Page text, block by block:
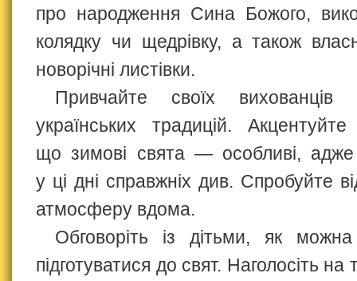
про народження Сина Божого,
колядку чи щедрівку, а також
новорічні листівки.
Привчайте своїх
українських традицій.
що зимові свята — особливі, адже
у ці дні справжніх див. Спробуйте
атмосферу вдома.
Обговоріть із дітьми, як
підготуватися до свят. Наголосіть